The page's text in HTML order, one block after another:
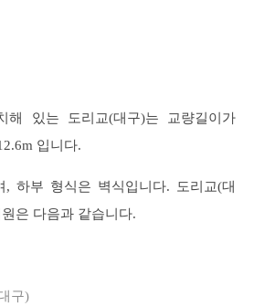
해 있는 도리교(대구)는 교량길이가
입니다.
, 하부 형식은 벽식입니다. 도리교(대
은 다음과 같습니다.
구)